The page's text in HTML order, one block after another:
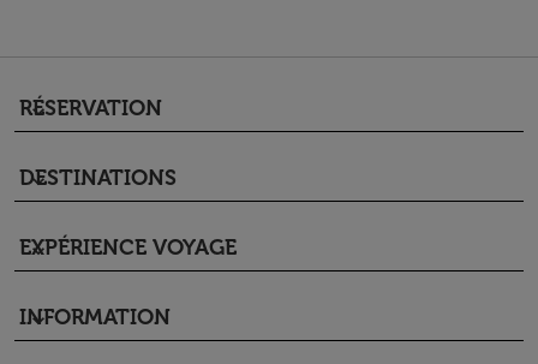
RÉSERVATION
keyboard_arrow_down
DESTINATIONS
keyboard_arrow_down
EXPÉRIENCE VOYAGE
keyboard_arrow_down
INFORMATION
keyboard_arrow_down